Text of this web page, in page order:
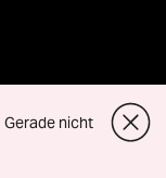
Gerade nicht